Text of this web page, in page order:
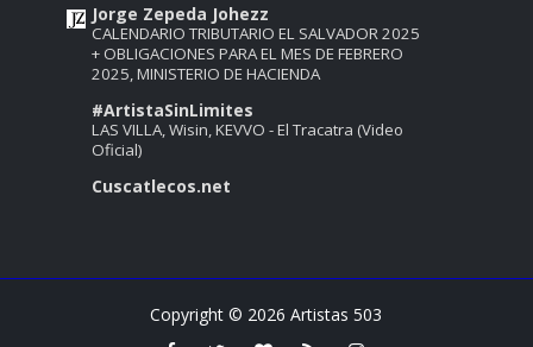
Jorge Zepeda Johezz
CALENDARIO TRIBUTARIO EL SALVADOR 2025
+ OBLIGACIONES PARA EL MES DE FEBRERO
2025, MINISTERIO DE HACIENDA
#ArtistaSinLimites
LAS VILLA, Wisin, KEVVO - El Tracatra (Video
Oficial)
Cuscatlecos.net
Copyright © 2026Artistas 503